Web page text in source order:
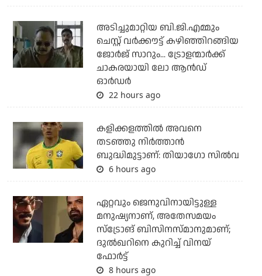
അടിച്ചുമാറ്റിയ ബി.ജി.എമ്മും
ചെസ്റ്റ് വര്‍ക്കൗട്ട് കഴിഞ്ഞിറങ്ങിയ
ജോര്‍ജ് സാറും... ട്രോളന്മാര്‍ക്ക്
ചാകരയായി ലോ ആന്‍ഡ്
ഓര്‍ഡര്‍
22 hours ago
കളിക്കളത്തില്‍ അവനെ
തടഞ്ഞു നിര്‍ത്താന്‍
ബുദ്ധിമുട്ടാണ്: തിയാഗോ സില്‍വ
6 hours ago
ഏറ്റവും ജെനുവിനായിട്ടുള്ള
മനുഷ്യനാണ്, അതേസമയം
സ്‌ട്രോങ് ബിസിനസ്മാനുമാണ്;
ദുല്‍ഖറിനെ കുറിച്ച് വിനയ്
ഫോര്‍ട്ട്
8 hours ago